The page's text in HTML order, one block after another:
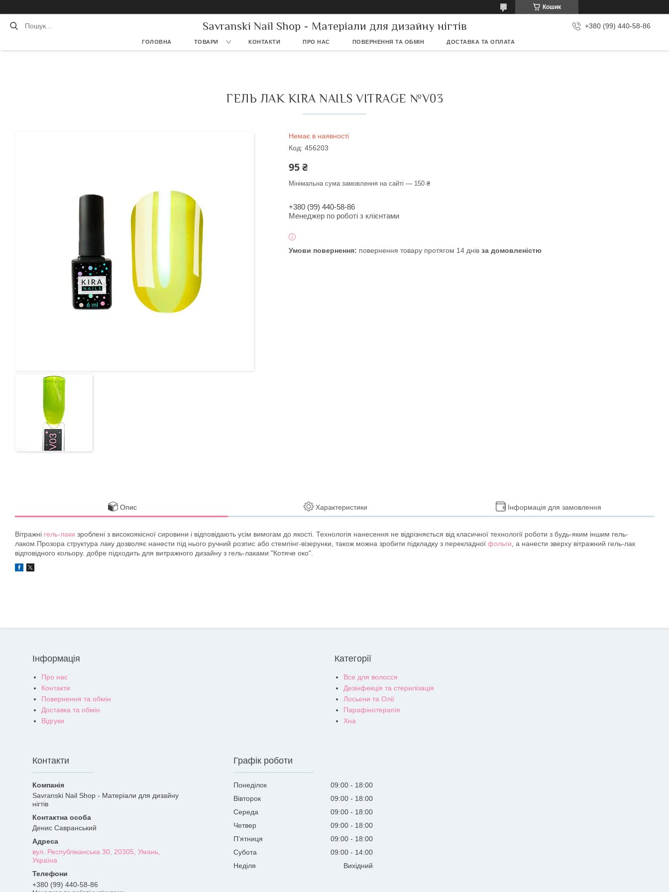
Кошик
Savranski Nail Shop - Матеріали для дизайну нігтів +380 (99) 440-58-86
ГОЛОВНА ТОВАРИ КОНТАКТИ ПРО НАС ПОВЕРНЕННЯ ТА ОБМІН ДОСТАВКА ТА ОПЛАТА
ГЕЛЬ ЛАК KIRA NAILS VITRAGE №V03
Немає в наявності
Код: 456203
95 ₴
Мінімальна сума замовлення на сайті — 150 ₴
+380 (99) 440-58-86
Менеджер по роботі з клієнтами
повернення товару протягом 14 днів за домовленістю
Опис Характеристики Інформація для замовлення
Вітражні гель-лаки зроблені з високоякісної сировини і відповідають усім вимогам до якості. Технологія нанесення не відрізняється від класичної технології роботи з будь-яким іншим гель-
лаком.Прозора структура лаку дозволяє нанести під нього ручний розпис або стемпінг-візерунки, також можна зробити підкладку з перекладної фольги , а нанести зверху вітражний гель-лак
відповідного кольору. добре підходить для витражного дизайну з гель-лаками "Котяче око".
Інформація
Про нас
Контакти
Повернення та обмін
Доставка та обмін
Відгуки
Категорії
Все для волосся
Дезінфекція та стерилізація
Лосьєни та Олії
Парафінотерапія
Хна
Контакти
Savranski Nail Shop - Матеріали для дизайну
нігтів
Денис Савранський
вул. Республіканська 30, 20305, Умань,
Україна
+380 (99) 440-58-86
Графік роботи
Понеділок 09:00
18:00
Вівторок
09:00
18:00
Середа
09:00
18:00
Четвер
09:00
18:00
Пʼятниця
09:00
18:00
Субота
09:00
14:00
Неділя
Вихідний